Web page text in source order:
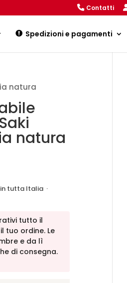
Contatti
Spedizioni e pagamenti
Products
natura
natura
in tutta Italia·
tutto il
tuo ordine. Le
e da lì
di consegna.